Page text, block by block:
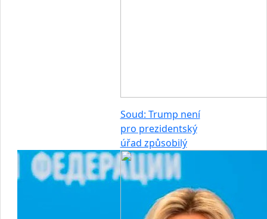
Soud: Trump není
pro prezidentský
úřad způsobilý